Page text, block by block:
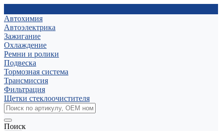
Автохимия
Автоэлектрика
Зажигание
Охлаждение
Ремни и ролики
Подвеска
Тормозная система
Трансмиссия
Фильтрация
Щетки стеклоочистителя
Поиск